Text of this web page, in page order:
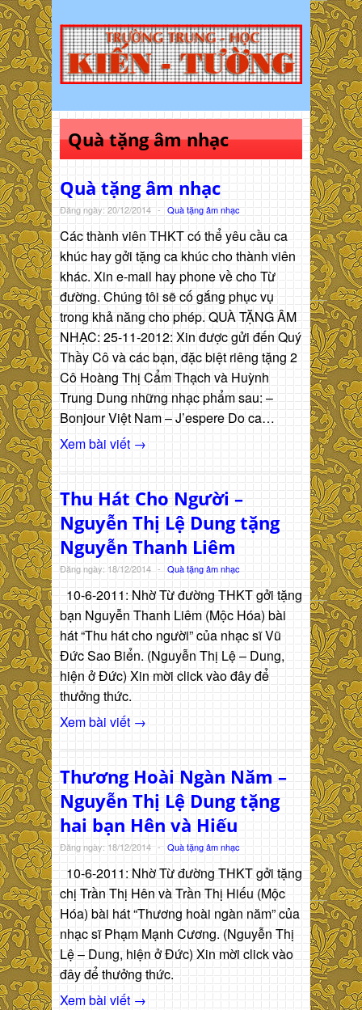
Quà tặng âm nhạc
Quà tặng âm nhạc
Đăng ngày: 20/12/2014 - Quà tặng âm nhạc
Các thành viên THKT có thể yêu cầu ca
khúc hay gởi tặng ca khúc cho thành viên
khác. Xin e-mail hay phone về cho Từ
đường. Chúng tôi sẽ cố gắng phục vụ
trong khả năng cho phép. QUÀ TẶNG ÂM
NHẠC: 25-11-2012: Xin được gửi đến Quý
Thầy Cô và các bạn, đặc biệt riêng tặng 2
Cô Hoàng Thị Cẩm Thạch và Huỳnh
Trung Dung những nhạc phẩm sau: –
Bonjour Việt Nam – J’espere Do ca…
Xem bài viết →
Thu Hát Cho Người –
Nguyễn Thị Lệ Dung tặng
Nguyễn Thanh Liêm
Đăng ngày: 18/12/2014 - Quà tặng âm nhạc
10-6-2011: Nhờ Từ đường THKT gởi tặng
bạn Nguyễn Thanh Liêm (Mộc Hóa) bài
hát “Thu hát cho người” của nhạc sĩ Vũ
Đức Sao Biển. (Nguyễn Thị Lệ – Dung,
hiện ở Đức) Xin mời click vào đây để
thưởng thức.
Xem bài viết →
Thương Hoài Ngàn Năm –
Nguyễn Thị Lệ Dung tặng
hai bạn Hên và Hiếu
Đăng ngày: 18/12/2014 - Quà tặng âm nhạc
10-6-2011: Nhờ Từ đường THKT gởi tặng
chị Trần Thị Hên và Trần Thị Hiếu (Mộc
Hóa) bài hát “Thương hoài ngàn năm” của
nhạc sĩ Phạm Mạnh Cương. (Nguyễn Thị
Lệ – Dung, hiện ở Đức) Xin mời click vào
đây để thưởng thức.
Xem bài viết →